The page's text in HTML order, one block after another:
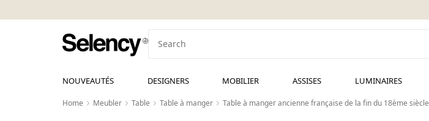
NOUVEAUTÉS DESIGNERS MOBILIER ASSISES LUMINAIRES
Home Meubler Table Table à manger Table à manger ancienne française de la fin du 18ème siècle